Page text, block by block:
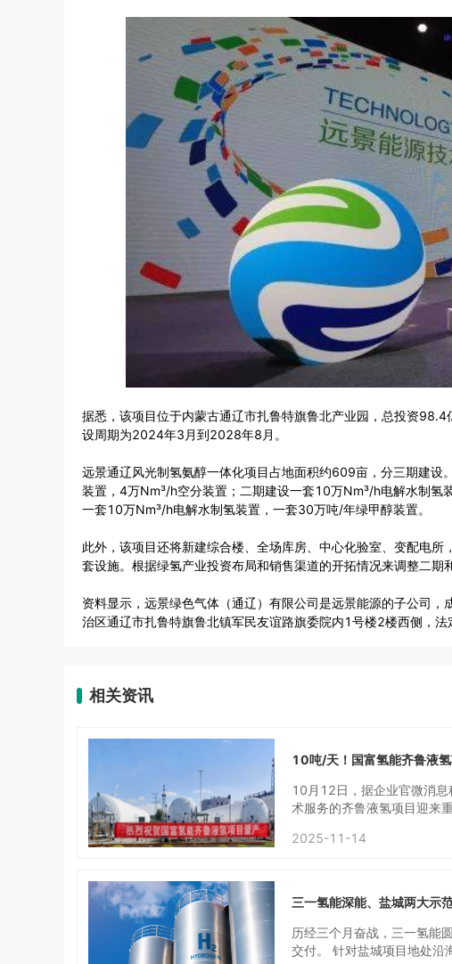
据悉，该项目位于内蒙古通辽市扎鲁特旗鲁北产业园，总投资
设周期为2024年3月到2028年8月。
远景通辽风光制氢氨醇一体化项目占地面积约609亩，分三期建
装置，4万Nm³/h空分装置；二期建设一套10万Nm³/h电解水制
一套10万Nm³/h电解水制氢装置，一套30万吨/年绿甲醇装置。
此外，该项目还将新建综合楼、全场库房、中心化验室、变配电
套设施。根据绿氢产业投资布局和销售渠道的开拓情况来调整二期
资料显示，远景绿色气体（通辽）有限公司是远景能源的子公司
治区通辽市扎鲁特旗鲁北镇军民友谊路旗委院内1号楼2楼西侧，法
相关资讯
10吨/天！国富氢能齐鲁液
10月12日，据企业官微消
术服务的齐鲁液氢项目迎来
基础，也为氢能产业高质量
游燃料电池交通运输工具、
能自主研发的多级预冷氢膨
权，装备兼具结构紧凑、换
相比LNG工程具有更具规模
2025-11-14
三一氢能深能、盐城两大示
历经三个月奋战，三一氢能
交付。 针对盐城项目地处沿